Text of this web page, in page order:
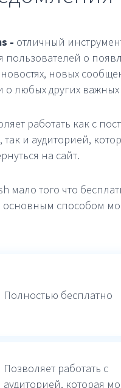
- отличный
о
новых
о любых других
работать как с
так и аудиторией,
на сайт.
мало того что
основным способом
Полностью бесплатно
Позволяет работать с
аудиторией, которая